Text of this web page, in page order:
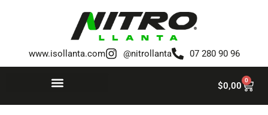
www.isollanta.com @nitrollanta 07 280 90 96
$0,00 0